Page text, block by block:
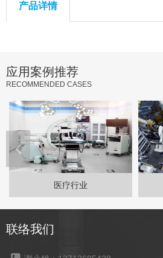
产品详情
应用案例推荐
RECOMMENDED CASES
医疗行业
联络我们